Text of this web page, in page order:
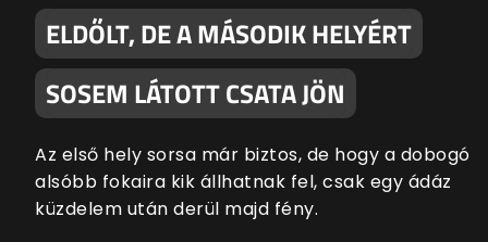
ELDŐLT, DE A MÁSODIK HELYÉRT
SOSEM LÁTOTT CSATA JÖN
Az első hely sorsa már biztos, de hogy a dobogó
alsóbb fokaira kik állhatnak fel, csak egy ádáz
küzdelem után derül majd fény.